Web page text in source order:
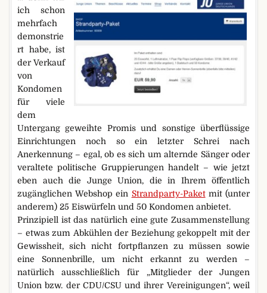
ich schon
mehrfach
demonstrie
rt habe, ist
der Verkauf
von
Kondomen
für viele
dem
Untergang geweihte Promis und sonstige überflüssige
Einrichtungen noch so ein letzter Schrei nach
Anerkennung – egal, ob es sich um alternde Sänger oder
veraltete politische Gruppierungen handelt – wie jetzt
eben auch die Junge Union, die in Ihrem öffentlich
zugänglichen Webshop ein Strandparty-Paketmit (unter
anderem) 25 Eiswürfeln und 50 Kondomen anbietet.
Prinzipiell ist das natürlich eine gute Zusammenstellung
– etwas zum Abkühlen der Beziehung gekoppelt mit der
Gewissheit, sich nicht fortpflanzen zu müssen sowie
eine Sonnenbrille, um nicht erkannt zu werden –
natürlich ausschließlich für „Mitglieder der Jungen
Union bzw. der CDU/CSU und ihrer Vereinigungen“, weil